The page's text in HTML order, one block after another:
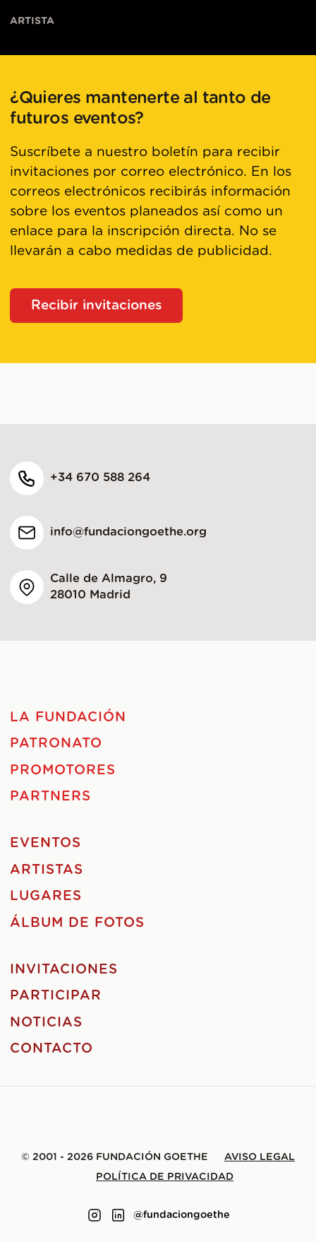
ARTISTA
¿Quieres mantenerte al tanto de
futuros eventos?
Suscríbete a nuestro boletín para recibir
invitaciones por correo electrónico. En los
correos electrónicos recibirás información
sobre los eventos planeados así como un
enlace para la inscripción directa. No se
llevarán a cabo medidas de publicidad.
Recibir invitaciones
+34 670 588 264
info@fundaciongoethe.org
Calle de Almagro, 9
28010 Madrid
LA FUNDACIÓN
PATRONATO
PROMOTORES
PARTNERS
EVENTOS
ARTISTAS
LUGARES
ÁLBUM DE FOTOS
INVITACIONES
PARTICIPAR
NOTICIAS
CONTACTO
© 2001 - 2026 FUNDACIÓN GOETHE
AVISO LEGAL
POLÍTICA DE PRIVACIDAD
@fundaciongoethe